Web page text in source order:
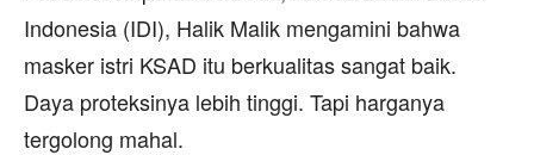
Indonesia (IDI), Halik Malik mengamini bahwa
masker istri KSAD itu berkualitas sangat baik.
Daya proteksinya lebih tinggi. Tapi harganya
tergolong mahal.